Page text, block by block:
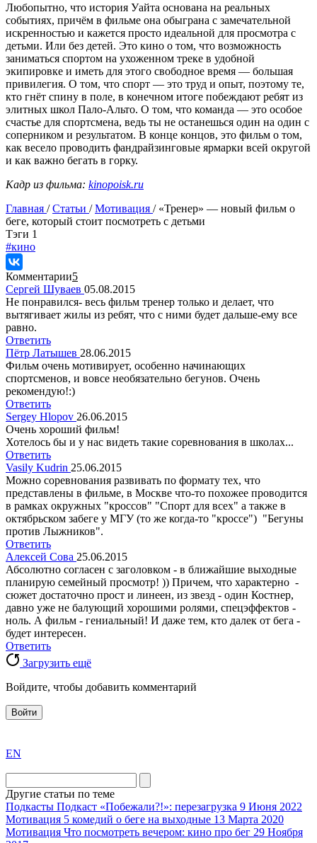
Любопытно, что история Уайта основана на реальных
событиях, причём в фильме она обыграна с замечательной
искренностью и кажется просто идеальной для просмотра с
детьми. Или без детей. Это кино о том, что возможность
заниматься спортом на ухоженном треке в удобной
экипировке и иметь для этого свободное время — большая
привилегия. О том, что спорт — это труд и опыт, поэтому те,
кто гнёт спину в поле, в конечном итоге побеждают ребят из
элитных школ Пало-Альто. О том, что команда — это особое
счастье для спортсмена, ведь ты не останешься один на один с
соперником и результатом. В конце концов, это фильм о том,
как весело проводить фандрайзинговые ярмарки всей округой
и как важно бегать в горку.
Кадр из фильма: kinopoisk.ru
Главная /Статьи /Мотивация / «Тренер» — новый фильм о
беге, который стоит посмотреть с детьми
Tэги 1
#кино
Комментарии5
Сергей Шуваев 05.08.2015
Не понравился- весь фильм тренер только и делает, что
вытягивает жилы из ребят, что с ними будет дальше-ему все
равно.
Ответить
Пётр Латышев 28.06.2015
Фильм очень мотивирует, особенно начинающих
спортсменов, и вовсе необязательно бегунов. Очень
рекомендую!:)
Ответить
Sergey Hlopov 26.06.2015
Очень хороший фильм!
Хотелось бы и у нас видеть такие соревнования в школах...
Ответить
Vasily Kudrin 25.06.2015
Можно соревнования развивать по формату тех, что
представлены в фильме, в Москве что-то похожее проводится
в рамках окружных "кроссов" "Спорт для всех" а также в
октябрьском забеге у МГУ (то же когда-то "кроссе") "Бегуны
против Лыжников".
Ответить
Алексей Сова 25.06.2015
Абсолютно согласен с заголовком - в ближайшие выходные
планирую семейный просмотр! )) Причем, что характерно -
сюжет достаточно прост и линеен, из звезд - один Костнер,
давно уже не балующий хорошими ролями, спецэффектов -
ноль. А фильм - гениальный! И даже тем, кто далек от бега -
будет интересен.
Ответить
Загрузить ещё
Войдите, чтобы добавить комментарий
Войти
the
division
agent
watch
replica
showcases
EN
Другие статьи по теме
Подкасты Подкаст «Побежали?!»: перезагрузка 9 Июня 2022
Мотивация 5 комедий о беге на выходные 13 Марта 2020
Мотивация Что посмотреть вечером: кино про бег 29 Ноября